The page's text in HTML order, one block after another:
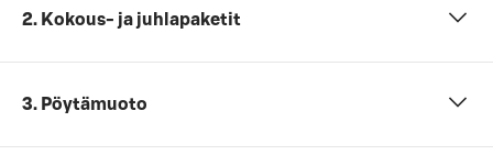
2. Kokous- ja juhlapaketit
3. Pöytämuoto